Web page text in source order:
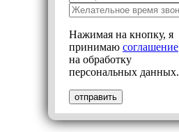
Нажимая на кнопку, я
принимаю соглашение
на обработку
персональных данных.
отправить